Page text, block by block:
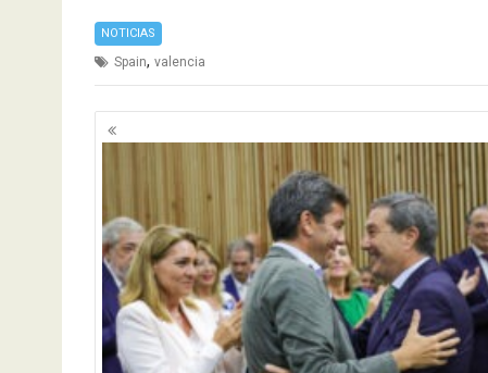
NOTICIAS
Spain, valencia
Navegación
de